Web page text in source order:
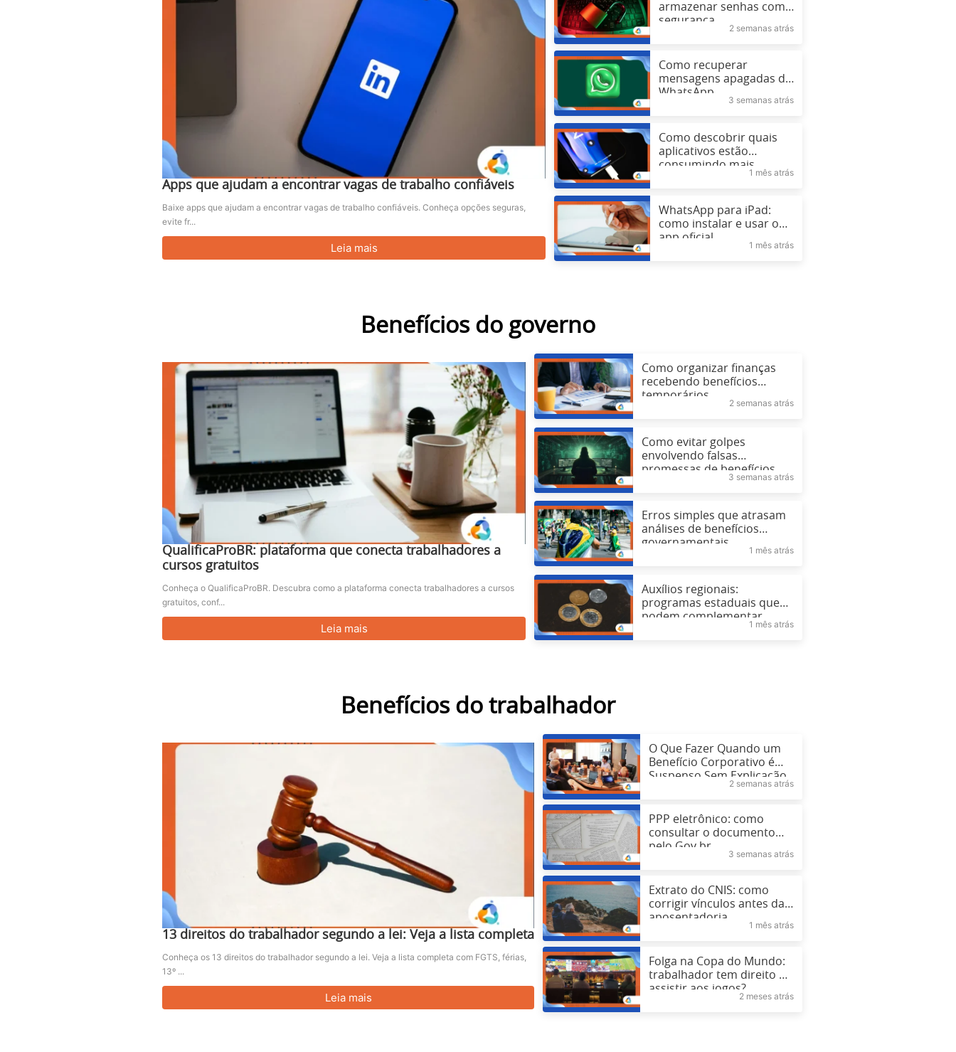
Apps que ajudam a encontrar vagas de trabalho confiáveis
Baixe apps que ajudam a encontrar vagas de trabalho confiáveis. Conheça opções seguras,
evite fr...
Leia mais
armazenar senhas com
segurança
2 semanas atrás
Como recuperar
mensagens apagadas do
WhatsApp
3 semanas atrás
Como descobrir quais
aplicativos estão
consumindo mais
1 mês atrás
WhatsApp para iPad:
como instalar e usar o
app oficial
1 mês atrás
Benefícios do governo
QualificaProBR: plataforma que conecta trabalhadores a
cursos gratuitos
Conheça o QualificaProBR. Descubra como a plataforma conecta trabalhadores a cursos
gratuitos, conf...
Leia mais
Como organizar finanças
recebendo benefícios
temporários
2 semanas atrás
Como evitar golpes
envolvendo falsas
promessas de benefícios
3 semanas atrás
Erros simples que atrasam
análises de benefícios
governamentais
1 mês atrás
Auxílios regionais:
programas estaduais que
podem complementar
1 mês atrás
Benefícios do trabalhador
13 direitos do trabalhador segundo a lei: Veja a lista completa
Conheça os 13 direitos do trabalhador segundo a lei. Veja a lista completa com FGTS, férias,
13º ...
Leia mais
O Que Fazer Quando um
Benefício Corporativo é
Suspenso Sem Explicação
2 semanas atrás
PPP eletrônico: como
consultar o documento
pelo Gov.br
3 semanas atrás
Extrato do CNIS: como
corrigir vínculos antes da
aposentadoria
1 mês atrás
Folga na Copa do Mundo:
trabalhador tem direito de
assistir aos jogos?
2 meses atrás